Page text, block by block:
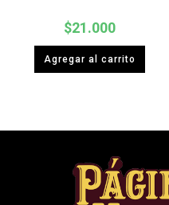
$21.000
Agregar al carrito